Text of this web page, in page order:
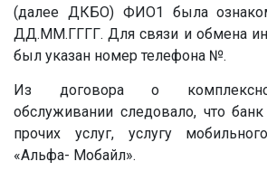
(далее ДКБО) ФИО1 была
ДД.ММ.ГГГГ. Для связи и обмена
был указан номер телефона №.
Из договора о
обслуживании следовало, что
прочих услуг, услугу
«Альфа- Мобайл».